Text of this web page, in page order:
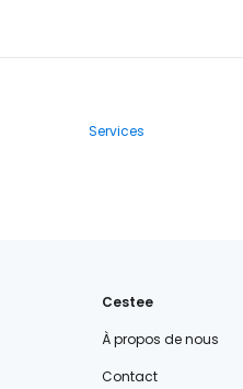
Services
Cestee
À propos de nous
Contact